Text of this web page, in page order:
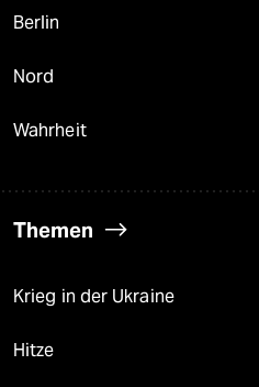
Berlin
Nord
Wahrheit
Themen
Krieg in der Ukraine
Hitze